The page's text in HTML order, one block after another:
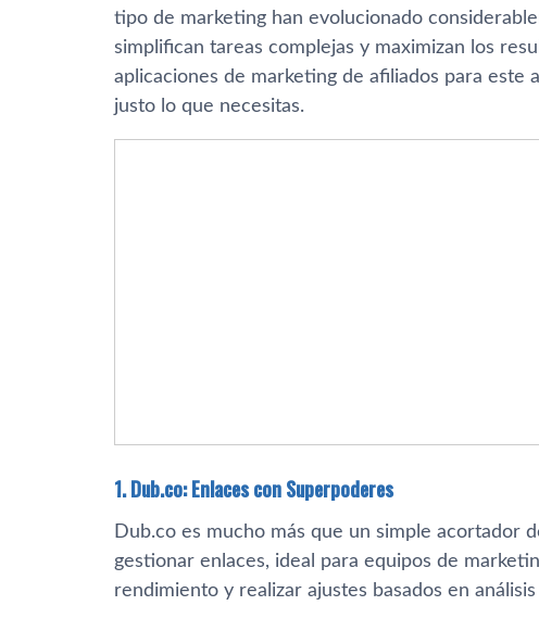
tipo de marketing han evolucionado
simplifican tareas complejas y maximizan los
aplicaciones de marketing de afiliados para este
justo lo que necesitas.
1. Dub.co: Enlaces con Superpoderes
Dub.co es mucho más que un simple acortador
gestionar enlaces, ideal para equipos de
rendimiento y realizar ajustes basados en